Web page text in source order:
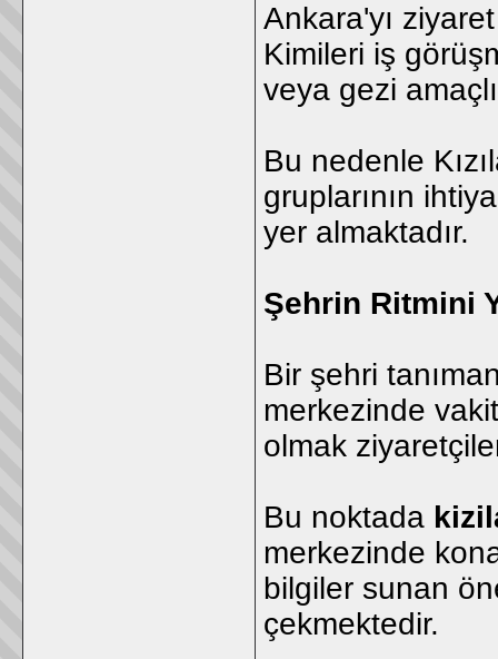
Ankara'yı
Kimileri iş
veya gezi
Bu nedenle
gruplarının
yer almaktadır.
Şehrin Ritmini
Bir şehri
merkezinde
olmak
Bu noktada
merkezinde
bilgiler sunan
çekmektedir.